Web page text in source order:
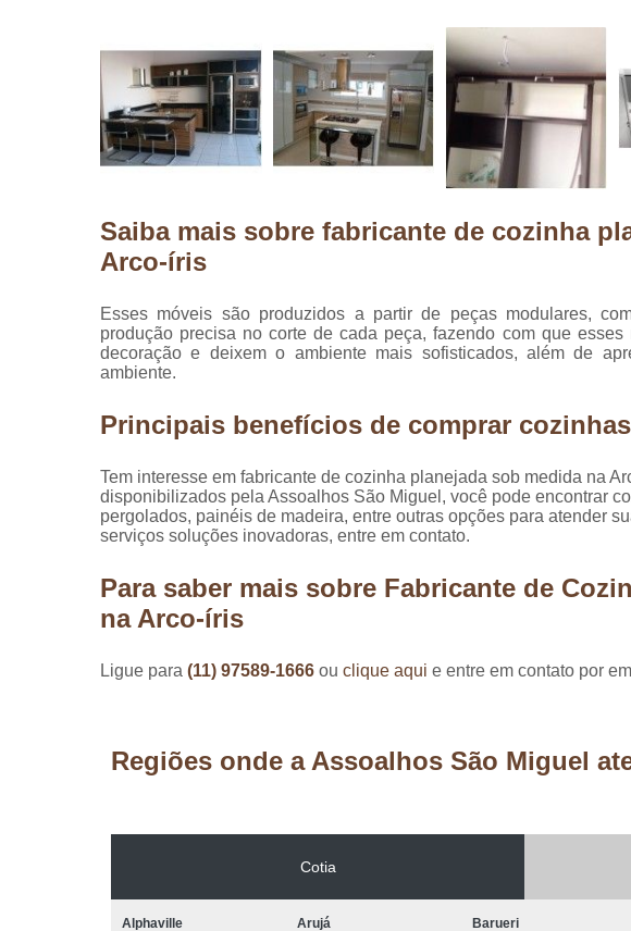
Pergolados
em madeira
Pisos de
madeira
Raspagem
de pisos de
madeira
Restauração
de pisos de
Saiba mais sobre fabricante de cozinha
Arco-íris
Esses móveis são produzidos a partir de peças modulares,
produção precisa no corte de cada peça, fazendo com que
decoração e deixem o ambiente mais sofisticados, além de
ambiente.
Principais benefícios de comprar
Tem interesse em fabricante de cozinha planejada sob medida na
disponibilizados pela Assoalhos São Miguel, você pode encontrar
pergolados, painéis de madeira, entre outras opções para atender
serviços soluções inovadoras, entre em contato.
Para saber mais sobre Fabricante de
na Arco-íris
Ligue para (11) 97589-1666 ou clique aqui e entre em contato por
Regiões onde a Assoalhos São Miguel
Cotia
Alphaville Arujá Barueri